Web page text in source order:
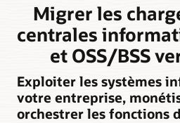
Migrer les
centrales
et OSS/BSS
Exploiter les systèmes
votre entreprise,
orchestrer les fonctions